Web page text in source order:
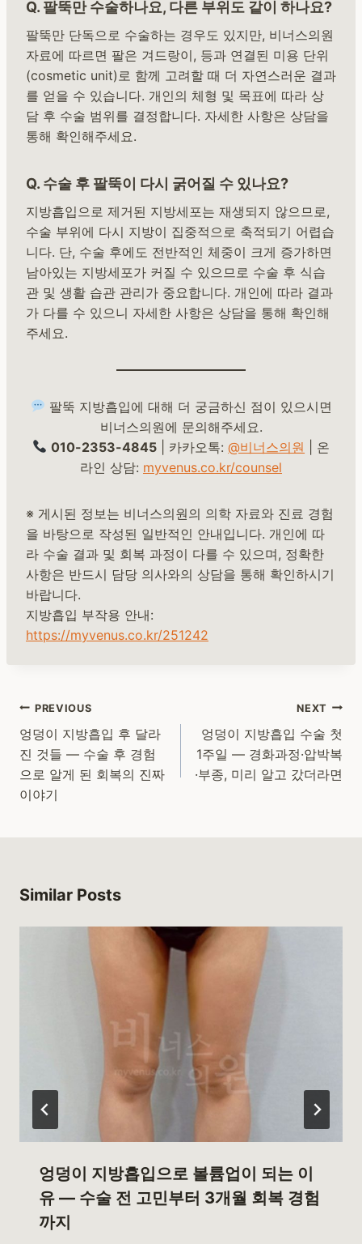
Q. 팔뚝만 수술하나요, 다른 부위도 같이 하나요?
팔뚝만 단독으로 수술하는 경우도 있지만, 비너스의원
자료에 따르면 팔은 겨드랑이, 등과 연결된 미용 단위
(cosmetic unit)로 함께 고려할 때 더 자연스러운 결과
를 얻을 수 있습니다. 개인의 체형 및 목표에 따라 상
담 후 수술 범위를 결정합니다. 자세한 사항은 상담을
통해 확인해주세요.
Q. 수술 후 팔뚝이 다시 굵어질 수 있나요?
지방흡입으로 제거된 지방세포는 재생되지 않으므로,
수술 부위에 다시 지방이 집중적으로 축적되기 어렵습
니다. 단, 수술 후에도 전반적인 체중이 크게 증가하면
남아있는 지방세포가 커질 수 있으므로 수술 후 식습
관 및 생활 습관 관리가 중요합니다. 개인에 따라 결과
가 다를 수 있으니 자세한 사항은 상담을 통해 확인해
주세요.
팔뚝 지방흡입에 대해 더 궁금하신 점이 있으시면
비너스의원에 문의해주세요.
010-2353-4845 | 카카오톡:@비너스의원
| 온
라인 상담: myvenus.co.kr/counsel
※ 게시된 정보는 비너스의원의 의학 자료와 진료 경험
을 바탕으로 작성된 일반적인 안내입니다. 개인에 따
라 수술 결과 및 회복 과정이 다를 수 있으며, 정확한
사항은 반드시 담당 의사와의 상담을 통해 확인하시기
바랍니다.
지방흡입 부작용 안내:
https://myvenus.co.kr/251242
Post
navigation
PREVIOUS
엉덩이 지방흡입 후 달라
진 것들 — 수술 후 경험
으로 알게 된 회복의 진짜
이야기
NEXT
엉덩이 지방흡입 수술 첫
1주일 — 경화과정·압박복
·부종, 미리 알고 갔더라면
Similar Posts
엉덩이 지방흡입으로 볼륨업이 되는 이
유 — 수술 전 고민부터 3개월 회복 경험
까지